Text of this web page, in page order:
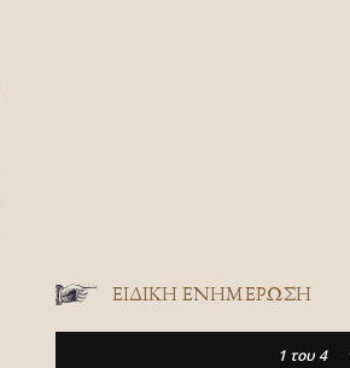
ΕΙΔΙΚΉ ΕΝΗΜΈΡΩΣΗ
1 του 4